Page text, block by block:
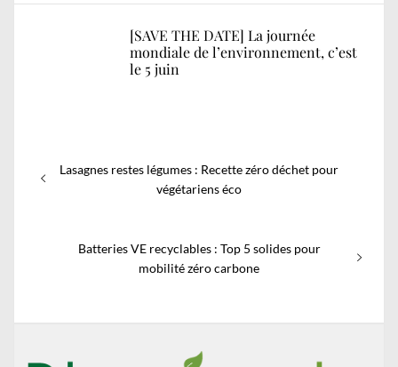
[SAVE THE DATE] La journée
mondiale de l’environnement, c’est
le 5 juin
de
Previous
Lasagnes restes légumes : Recette zéro déchet pour
végétariens éco
Next
Batteries VE recyclables : Top 5 solides pour
mobilité zéro carbone